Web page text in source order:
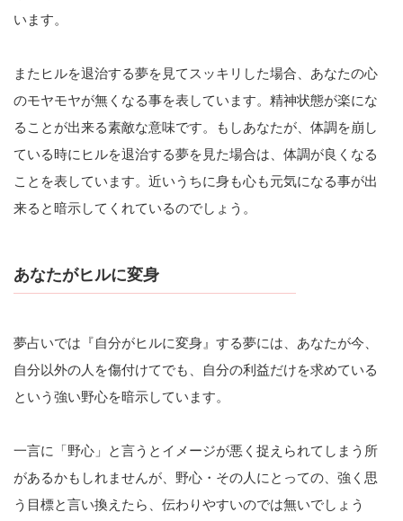
います。
またヒルを退治する夢を見てスッキリした場合、あなたの心
のモヤモヤが無くなる事を表しています。精神状態が楽にな
ることが出来る素敵な意味です。もしあなたが、体調を崩し
ている時にヒルを退治する夢を見た場合は、体調が良くなる
ことを表しています。近いうちに身も心も元気になる事が出
来ると暗示してくれているのでしょう。
あなたがヒルに変身
夢占いでは『自分がヒルに変身』する夢には、あなたが今、
自分以外の人を傷付けてでも、自分の利益だけを求めている
という強い野心を暗示しています。
一言に「野心」と言うとイメージが悪く捉えられてしまう所
があるかもしれませんが、野心・その人にとっての、強く思
う目標と言い換えたら、伝わりやすいのでは無いでしょう